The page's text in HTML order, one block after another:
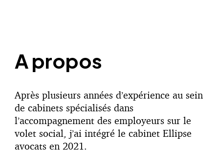
A propos
Après plusieurs années d’expérience au sein
de cabinets spécialisés dans
l’accompagnement des employeurs sur le
volet social, j’ai intégré le cabinet Ellipse
avocats en 2021.